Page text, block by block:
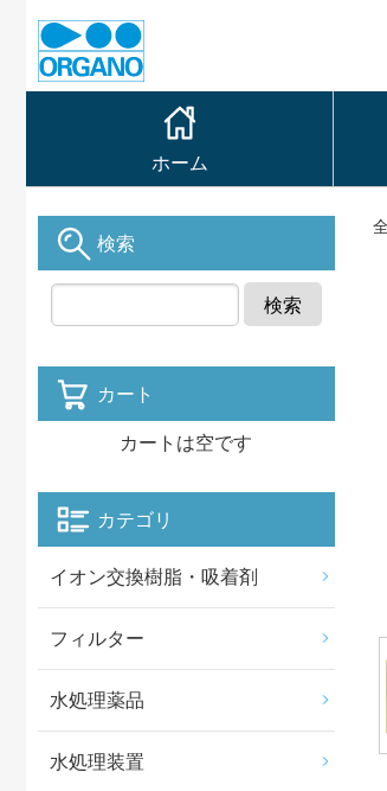
ホーム
検索
検索
カート
カートは空です
カテゴリ
イオン交換樹脂・吸着剤
フィルター
水処理薬品
水処理装置